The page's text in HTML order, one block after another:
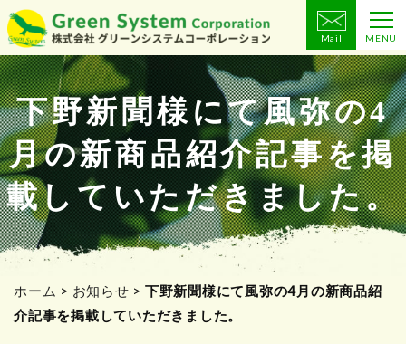
コ
ン
テ
ン
ツ
へ
ス
キ
ッ
プ
Mail MENU
下野新聞様にて風弥の4
月の新商品紹介記事を掲
載していただきました。
ホーム > お知らせ > 下野新聞様にて風弥の4月の新商品紹
介記事を掲載していただきました。